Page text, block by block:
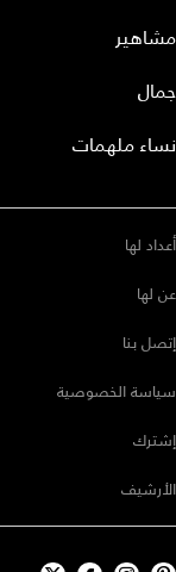
مشاهير
جمال
نساء ملهمات
أعداد لها
عن لها
إتصل بنا
سياسة الخصوصية
إشترك
الأرشيف